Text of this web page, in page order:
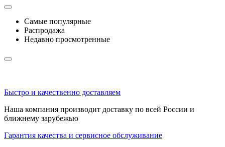
Самые популярные
Распродажа
Недавно просмотренные
Быстро и качественно доставляем
Наша компания производит доставку по всей России и
ближнему зарубежью
Гарантия качества и сервисное обслуживание